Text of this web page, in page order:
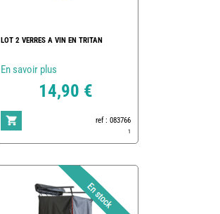
LOT 2 VERRES A VIN EN TRITAN
En savoir plus
14,90 €
ref : 083766
1